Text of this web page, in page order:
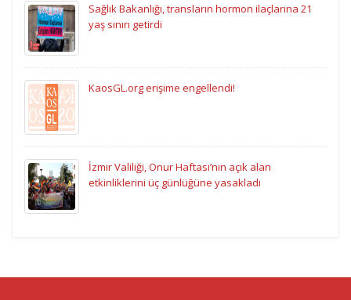
Sağlık Bakanlığı, transların hormon ilaçlarına 21
yaş sınırı getirdi
KaosGL.org erişime engellendi!
İzmir Valiliği, Onur Haftası’nın açık alan
etkinliklerini üç günlüğüne yasakladı